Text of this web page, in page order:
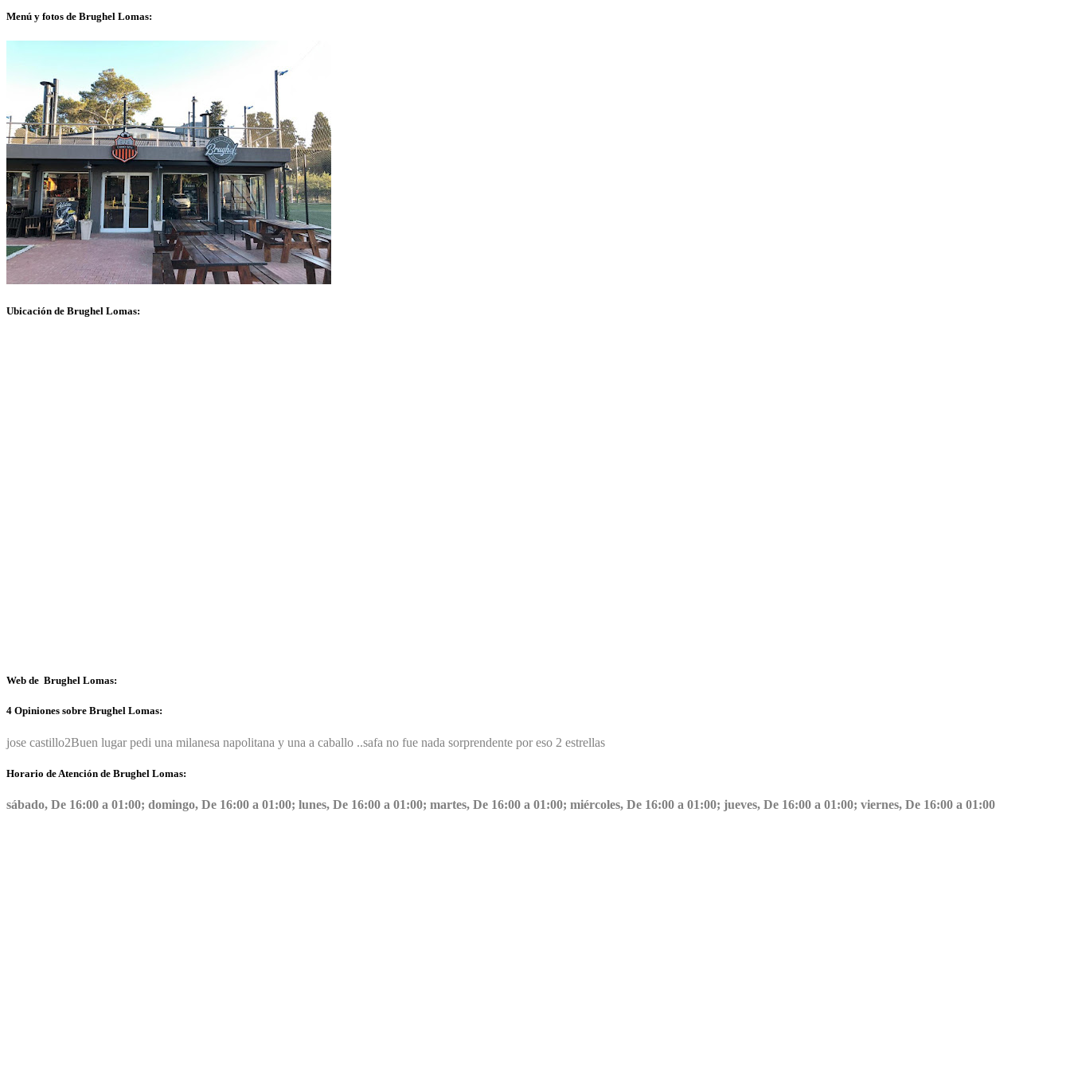
Menú y fotos de Brughel Lomas:
Ubicación de Brughel Lomas:
Web de Brughel Lomas:
4 Opiniones sobre Brughel Lomas:
jose castillo2Buen lugar pedi una milanesa napolitana y una a caballo ..safa no fue nada sorprendente por eso 2 estrellas
Horario de Atención de Brughel Lomas:
sábado, De 16:00 a 01:00; domingo, De 16:00 a 01:00; lunes, De 16:00 a 01:00; martes, De 16:00 a 01:00; miércoles, De 16:00 a 01:00; jueves, De 16:00 a 01:00; viernes, De 16:00 a 01:00